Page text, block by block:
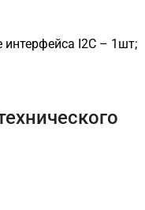
I2C – 1шт;